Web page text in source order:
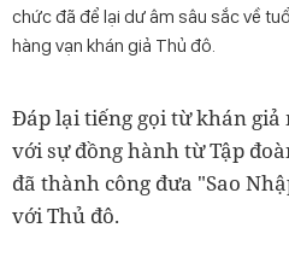
chức đã để lại dư âm sâu sắc về
hàng vạn khán giả Thủ đô.
Đáp lại tiếng gọi từ khán giả
với sự đồng hành từ Tập
đã thành công đưa "Sao
với Thủ đô.